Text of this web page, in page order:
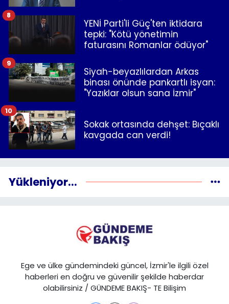
YENİ Parti'li Güç'ten iktidara
tepki: "Kötü yönetimin
faturasını Romanlar ödüyor"
8
Siyah-beyazlılardan Arkas
binası önünde pankartlı isyan:
"Yazıklar olsun sana İzmir"
9
Sokak ortasında dehşet: Bıçaklı
kavgada can verdi!
10
Yükleniyor...
Ege ve ülke gündemindeki güncel, İzmir'le ilgili özel
haberleri en doğru ve güvenilir şekilde haberdar
olabilirsiniz / GÜNDEME BAKIŞ- TE Bilişim